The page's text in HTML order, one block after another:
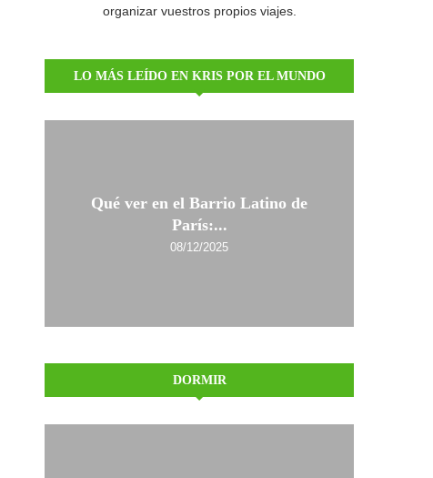
organizar vuestros propios viajes.
LO MÁS LEÍDO EN KRIS POR EL MUNDO
Qué ver en el Barrio Latino de
París:...
08/12/2025
DORMIR